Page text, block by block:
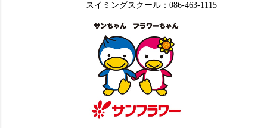
スイミングスクール：086-463-1115